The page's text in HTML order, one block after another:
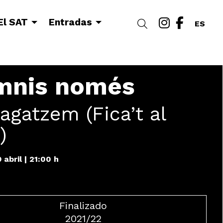
ES
Link a
Link
Buscar
SAT Entradas
només
(Fica’t al
abril| 21:00 h
Finalizado
2021/22